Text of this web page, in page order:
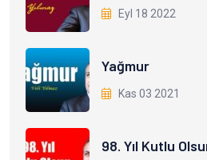
Eyl 18 2022
Yağmur
Kas 03 2021
98. Yıl Kutlu